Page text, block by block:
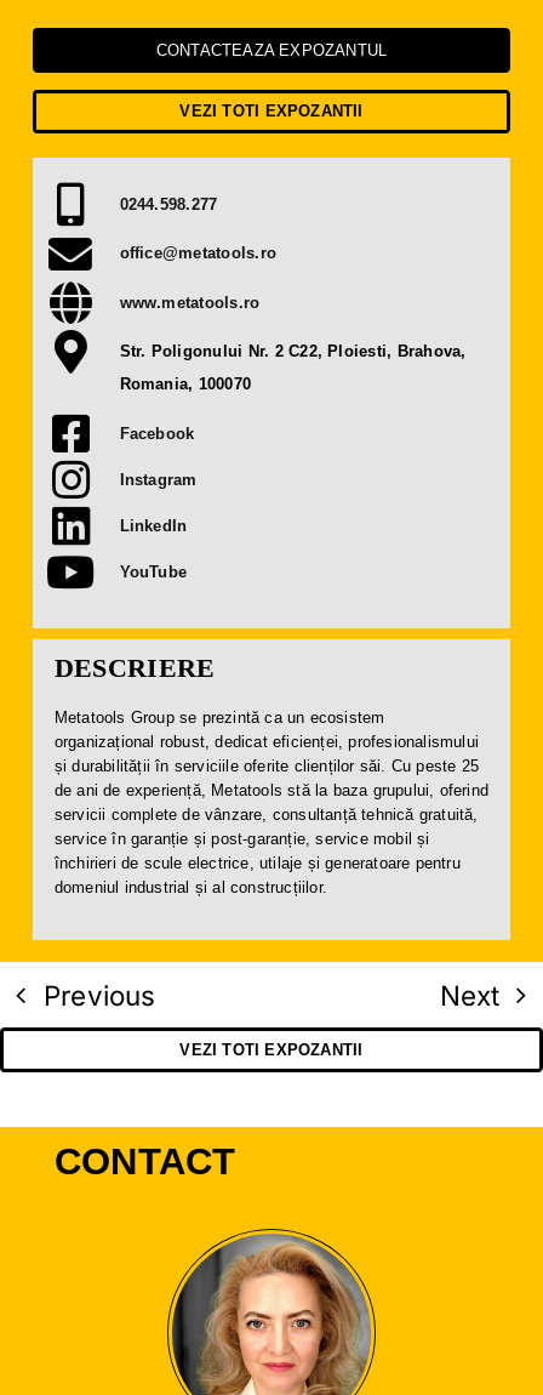
Contact
DEVINO EXPOZANT
CONTACTEAZA EXPOZANTUL
VEZI TOTI EXPOZANTII
0244.598.277
office@metatools.ro
www.metatools.ro
Str. Poligonului Nr. 2 C22, Ploiesti, Brahova,
Romania, 100070
Facebook
Instagram
LinkedIn
YouTube
DESCRIERE
Metatools Group se prezintă ca un ecosistem
organizațional robust, dedicat eficienței, profesionalismului
și durabilității în serviciile oferite clienților săi. Cu peste 25
de ani de experiență, Metatools stă la baza grupului, oferind
servicii complete de vânzare, consultanță tehnică gratuită,
service în garanție și post-garanție, service mobil și
închirieri de scule electrice, utilaje și generatoare pentru
domeniul industrial și al construcțiilor.
Previous Next
VEZI TOTI EXPOZANTII
CONTACT